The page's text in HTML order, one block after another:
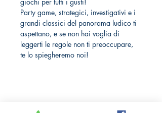
Party game, strategici, investigativi e i
grandi classici del panorama ludico ti
aspettano, e se non hai voglia di
leggerti le regole non ti preoccupare,
te lo spiegheremo noi!